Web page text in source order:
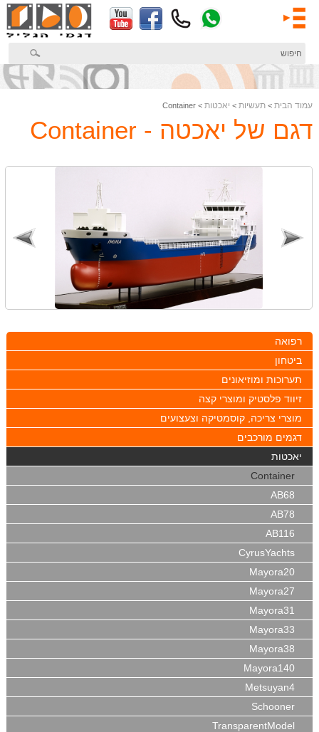
דלג
לתוכן
עמוד הבית> תעשיות> יאכטות> Container
דגם של יאכטה - Container
רפואה
ביטחון
תערוכות ומוזיאונים
זיווד פלסטיק ומוצרי קצה
מוצרי צריכה, קוסמטיקה וצעצועים
דגמים מורכבים
יאכטות
Container
AB68
AB78
AB116
CyrusYachts
Mayora20
Mayora27
Mayora31
Mayora33
Mayora38
Mayora140
Metsuyan4
Schooner
TransparentModel